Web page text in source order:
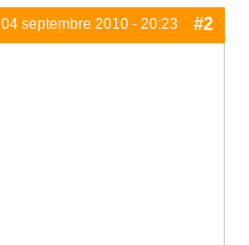
04 septembre 2010 - 20:23 #2